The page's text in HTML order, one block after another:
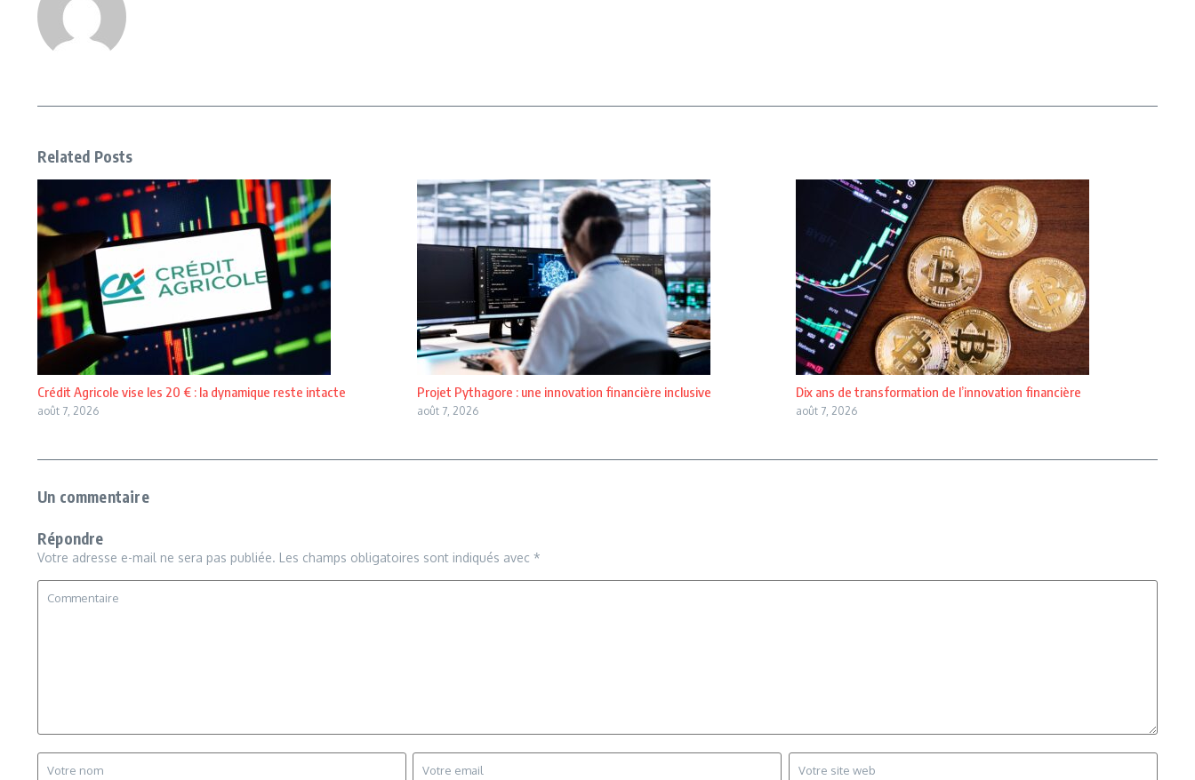
Related Posts
Crédit Agricole vise les 20 € : la dynamique reste intacte
août 7, 2026
Projet Pythagore : une innovation financière inclusive
août 7, 2026
Dix ans de transformation de l’innovation financière
août 7, 2026
Un commentaire
Répondre
Votre adresse e-mail ne sera pas publiée. Les champs obligatoires sont indiqués avec *